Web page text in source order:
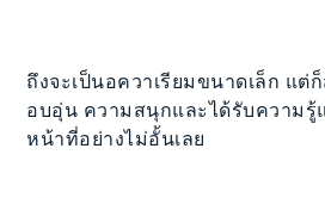
ถึงจะเป็นอควาเรียมขนาดเล็ก แต่
อบอุ่น ความสนุกและได้รับความรู้
หน้าที่อย่างไม่อั้นเลย